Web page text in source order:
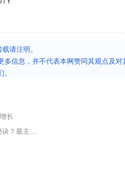
请注明。
信息，并不代表本网赞同其观点及对
长
捷克布拉格美容及化妆品展览会 FOR BEAUTY最好的美容秘诀？最主要的是不要晒太多日光浴，模特 Klára Kováčová 说